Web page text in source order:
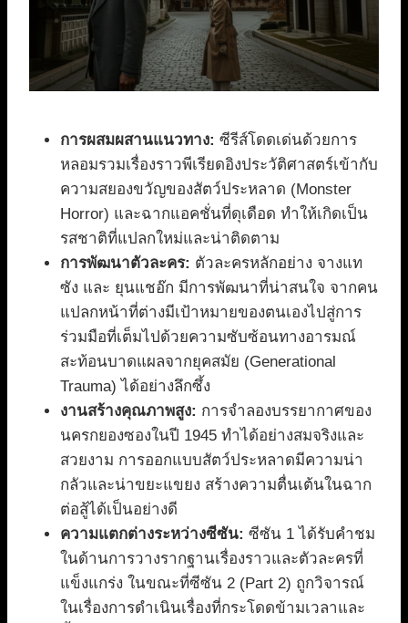
การผสมผสานแนวทาง: ซีรีส์โดดเด่นด้วยการ
หลอมรวมเรื่องราวพีเรียดอิงประวัติศาสตร์เข้ากับ
ความสยองขวัญของสัตว์ประหลาด (Monster
Horror) และฉากแอคชั่นที่ดุเดือด ทำให้เกิดเป็น
รสชาติที่แปลกใหม่และน่าติดตาม
การพัฒนาตัวละคร: ตัวละครหลักอย่าง จางแท
ซัง และ ยุนแชอ๊ก มีการพัฒนาที่น่าสนใจ จากคน
แปลกหน้าที่ต่างมีเป้าหมายของตนเองไปสู่การ
ร่วมมือที่เต็มไปด้วยความซับซ้อนทางอารมณ์
สะท้อนบาดแผลจากยุคสมัย (Generational
Trauma) ได้อย่างลึกซึ้ง
งานสร้างคุณภาพสูง: การจำลองบรรยากาศของ
นครกยองซองในปี 1945 ทำได้อย่างสมจริงและ
สวยงาม การออกแบบสัตว์ประหลาดมีความน่า
กลัวและน่าขยะแขยง สร้างความตื่นเต้นในฉาก
ต่อสู้ได้เป็นอย่างดี
ความแตกต่างระหว่างซีซัน: ซีซัน 1 ได้รับคำชม
ในด้านการวางรากฐานเรื่องราวและตัวละครที่
แข็งแกร่ง ในขณะที่ซีซัน 2 (Part 2) ถูกวิจารณ์
ในเรื่องการดำเนินเรื่องที่กระโดดข้ามเวลาและ